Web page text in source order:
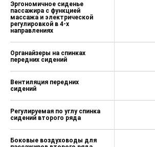
Крепление ISOFIX для
второго ряда
Система предупреждения
водителей сзади при
торможении (двойная
AM/FM/USB/Bluetooth
аудиосистема
Функция беспроводной
смартфона
Эргономичное сиденье
пассажира с функцией
массажа и электрической
регулировкой в 4-х
направлениях
Органайзеры на спинках
передних сидений
Вентиляция передних
сидений
Регулируемая по углу спинка
сидений второго ряда
Боковые воздуховоды для